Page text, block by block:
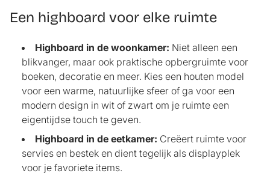
Een highboard voor elke ruimte
Highboard in de woonkamer: Niet alleen een
blikvanger, maar ook praktische opbergruimte voor
boeken, decoratie en meer. Kies een houten model
voor een warme, natuurlijke sfeer of ga voor een
modern design in wit of zwart om je ruimte een
eigentijdse touch te geven.
Highboard in de eetkamer: Creëert ruimte voor
servies en bestek en dient tegelijk als displayplek
voor je favoriete items.